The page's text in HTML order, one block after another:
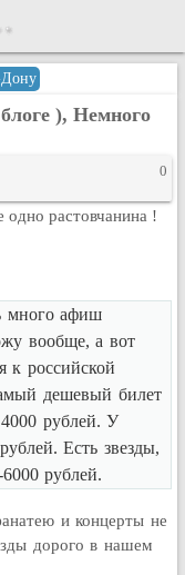
Дону
), Немного
0
растовчанина !
много афиш
вообще, а вот
к российской
дешевый билет
рублей. У
Есть звезды,
рублей.
и концерты не
дорого в нашем